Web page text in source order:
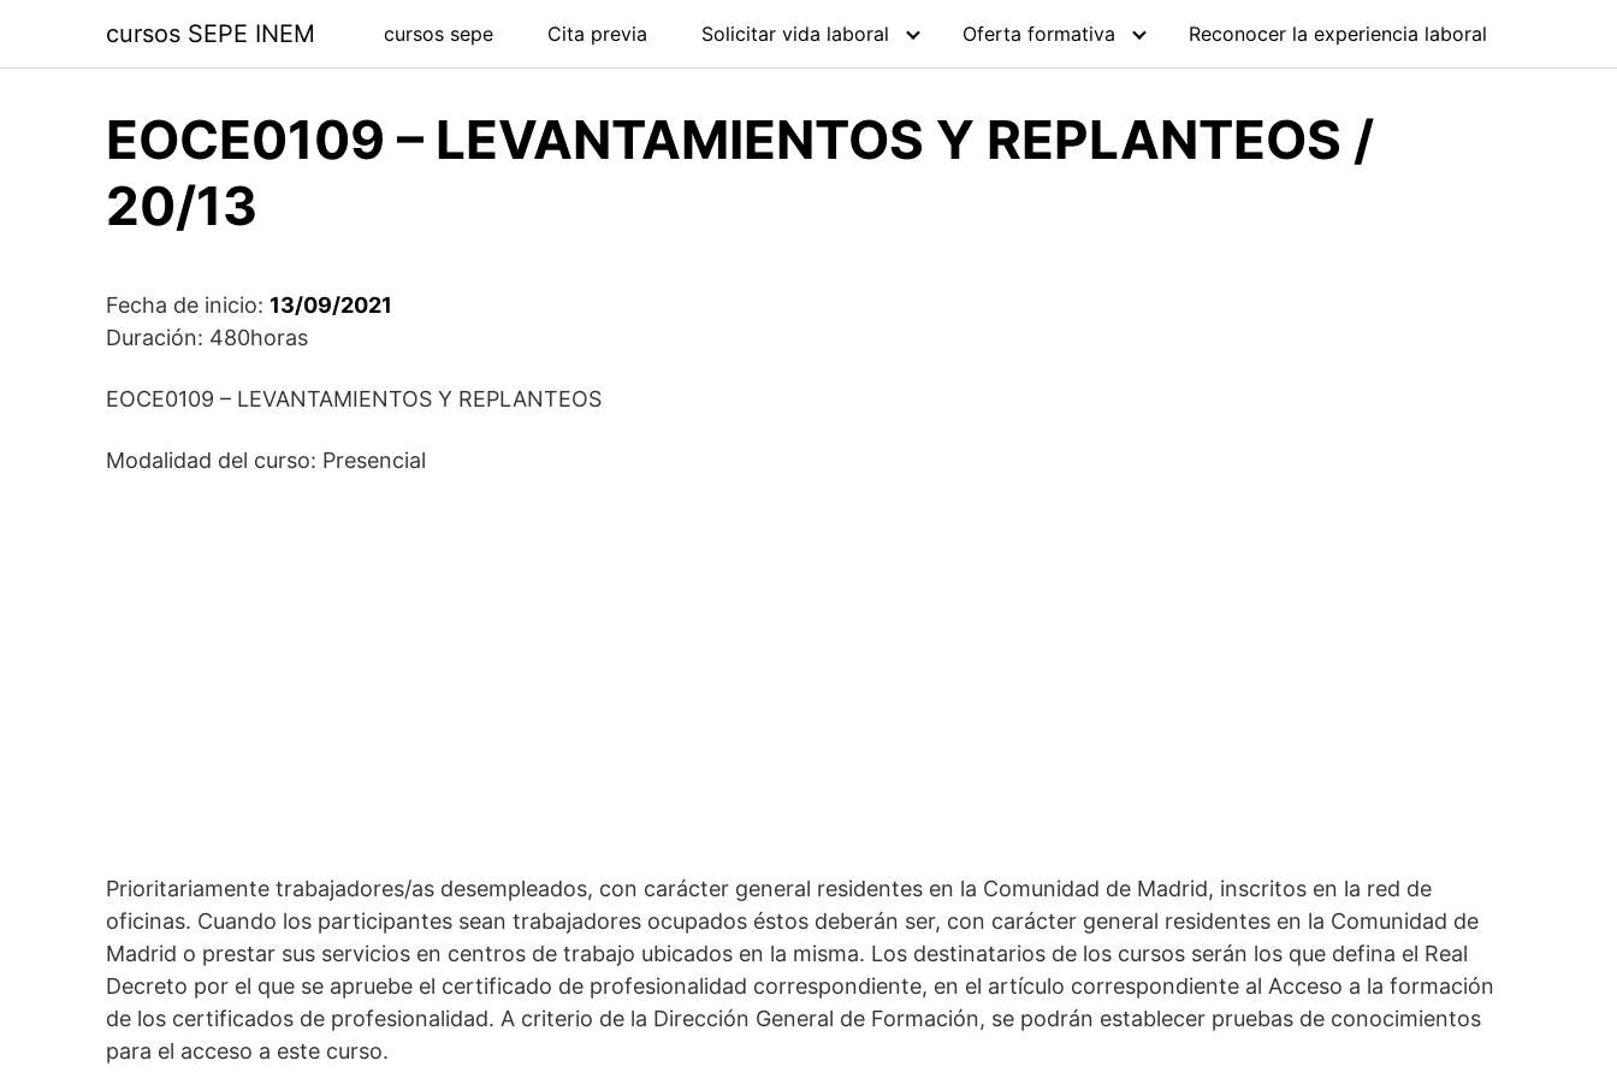
contenido
cursos SEPE INEM cursos sepe Cita previa Solicitar vida laboral Oferta formativa Reconocer la experiencia laboral
EOCE0109 – LEVANTAMIENTOS Y REPLANTEOS /
20/13
Fecha de inicio: 13/09/2021
Duración: 480horas
EOCE0109 – LEVANTAMIENTOS Y REPLANTEOS
Modalidad del curso: Presencial
Prioritariamente trabajadores/as desempleados, con carácter general residentes en la Comunidad de Madrid, inscritos en la red de
oficinas. Cuando los participantes sean trabajadores ocupados éstos deberán ser, con carácter general residentes en la Comunidad de
Madrid o prestar sus servicios en centros de trabajo ubicados en la misma. Los destinatarios de los cursos serán los que defina el Real
Decreto por el que se apruebe el certificado de profesionalidad correspondiente, en el artículo correspondiente al Acceso a la formación
de los certificados de profesionalidad. A criterio de la Dirección General de Formación, se podrán establecer pruebas de conocimientos
para el acceso a este curso.